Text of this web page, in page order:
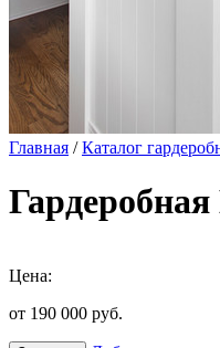
Главная /Каталог
Цена:
от 190 000 руб.